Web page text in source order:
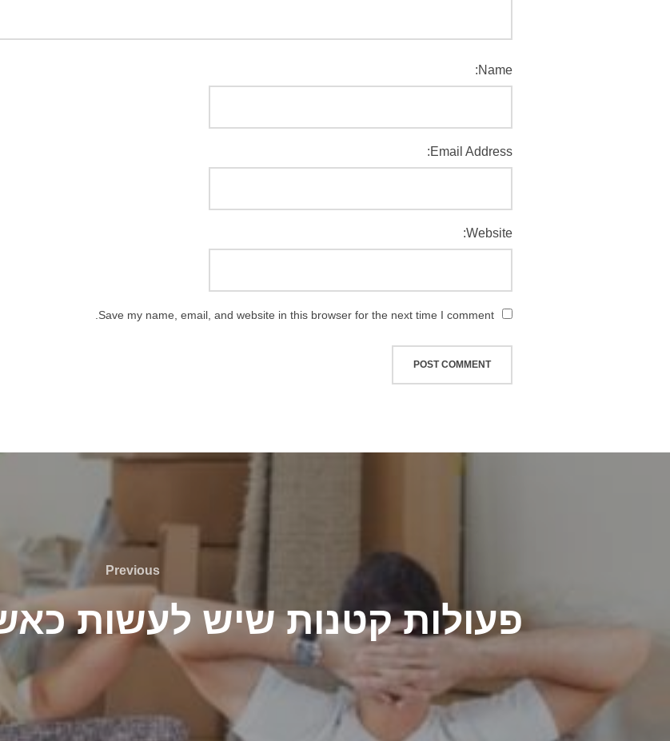
Name:
Email Address:
Website:
Save my name, email, and website in this browser for the next time I comment.
Previous
Previous
פעולות קטנות שיש לעשות